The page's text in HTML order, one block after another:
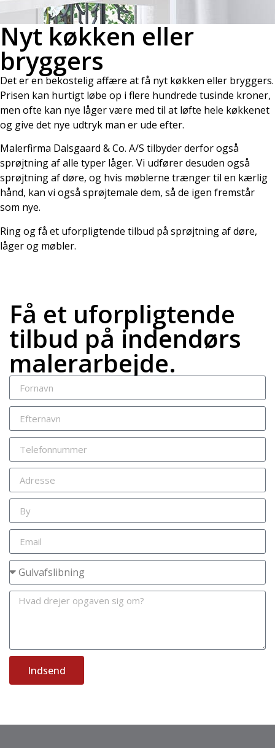
Nyt køkken eller
bryggers
Det er en bekostelig affære at få nyt køkken eller bryggers.
Prisen kan hurtigt løbe op i flere hundrede tusinde kroner,
men ofte kan nye låger være med til at løfte hele køkkenet
og give det nye udtryk man er ude efter.
Malerfirma Dalsgaard & Co. A/S tilbyder derfor også
sprøjtning af alle typer låger. Vi udfører desuden også
sprøjtning af døre, og hvis møblerne trænger til en kærlig
hånd, kan vi også sprøjtemale dem, så de igen fremstår
som nye.
Ring og få et uforpligtende tilbud på sprøjtning af døre,
låger og møbler.
Få et uforpligtende
tilbud på indendørs
malerarbejde.
Indsend